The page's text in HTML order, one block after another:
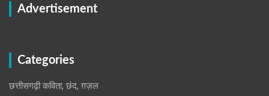
Advertisement
Categories
छत्तीसगढ़ी कविता, छंद, ग़ज़ल